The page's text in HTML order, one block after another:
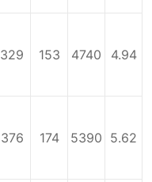
329 153 4740 4.94
376 174 5390 5.62